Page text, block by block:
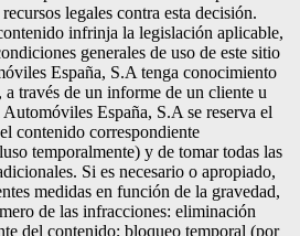
legales contra esta decisión.
infrinja la legislación aplicable,
generales de uso de este sitio
España, S.A tenga conocimiento
través de un informe de un cliente u
España, S.A se reserva el
contenido correspondiente
temporalmente) y de tomar todas las
Si es necesario o apropiado,
medidas en función de la gravedad,
de las infracciones: eliminación
del contenido; bloqueo temporal (por